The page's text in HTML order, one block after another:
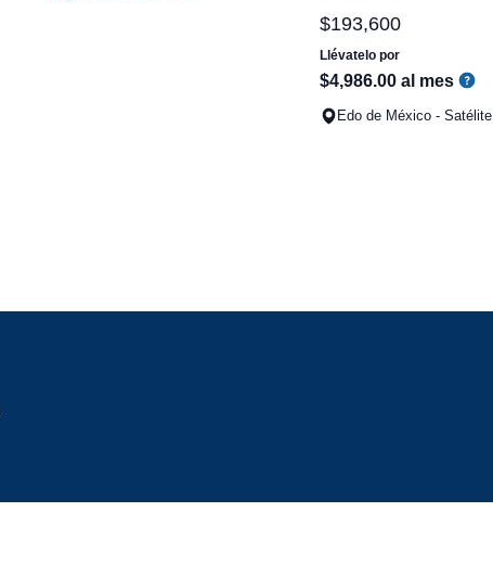
$193,600
Llévatelo por
$4,986.00 al mes
Edo de México - Satélite